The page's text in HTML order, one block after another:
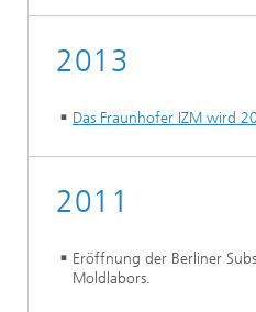
2013
Das Fraunhofer IZM wird
2011
Eröffnung der Berliner
Moldlabors.